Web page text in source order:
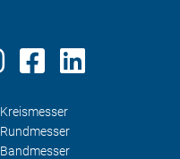
Kreismesser
Rundmesser
Bandmesser